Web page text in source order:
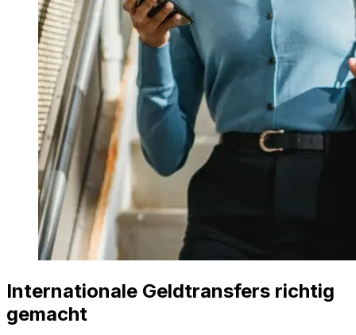
Internationale Geldtransfers richtig
gemacht